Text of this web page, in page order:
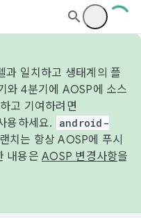
일치하고 생태계의 플
와 4분기에 AOSP에 소스
고 기여하려면
용하세요.
android-
치는 항상 AOSP에 푸시
내용은 AOSP 변경사항을